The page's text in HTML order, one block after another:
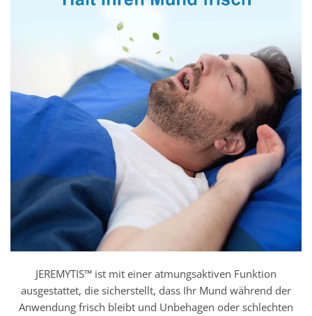
JEREMYTIS™ ist mit einer atmungsaktiven Funktion
ausgestattet, die sicherstellt, dass Ihr Mund während der
Anwendung frisch bleibt und Unbehagen oder schlechten